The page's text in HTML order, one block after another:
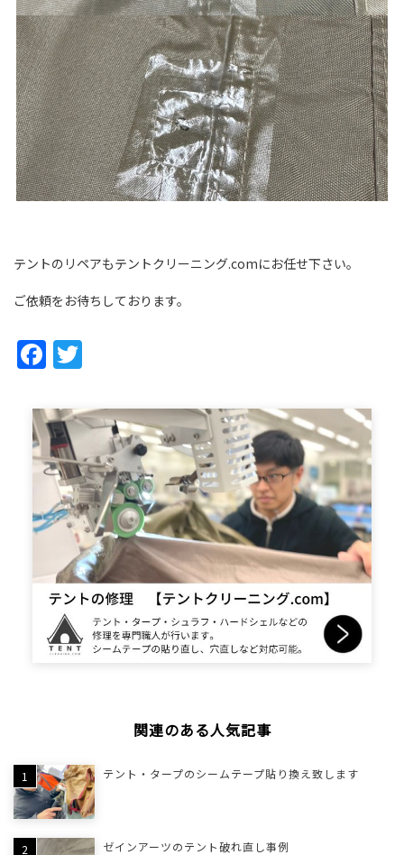
テントのリペアもテントクリーニング.comにお任せ下さい。
ご依頼をお待ちしております。
Facebook
関連のある人気記事
テント・タープのシームテープ貼り換え致します
ゼインアーツのテント破れ直し事例